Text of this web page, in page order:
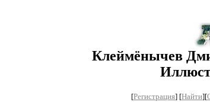
Клеймёнычев
[Регистрация] [Найти][